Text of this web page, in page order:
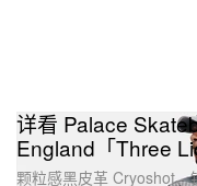
详看 Palace
England「Three
颗粒感黑皮革 Cryoshot